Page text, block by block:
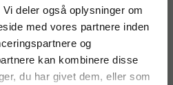
deler også oplysninger om
med vores partnere inden
og
kan kombinere disse
du har givet dem, eller som
kendt for stabile,
til både hjem og erhverv.
til kakao og instantdrikke,
servering.